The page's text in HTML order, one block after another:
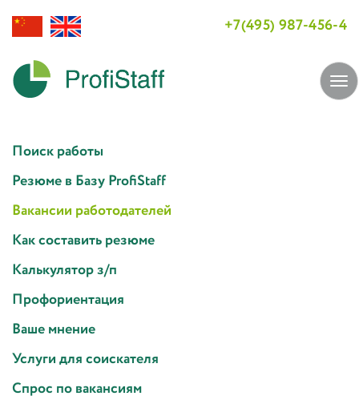
+7(495) 987-456-4
Поиск работы
Резюме в Базу ProfiStaff
Вакансии работодателей
Как составить резюме
Калькулятор з/п
Профориентация
Ваше мнение
Услуги для соискателя
Спрос по вакансиям